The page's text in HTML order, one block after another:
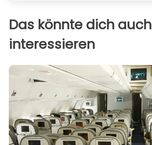
Das könnte dich auch
interessieren